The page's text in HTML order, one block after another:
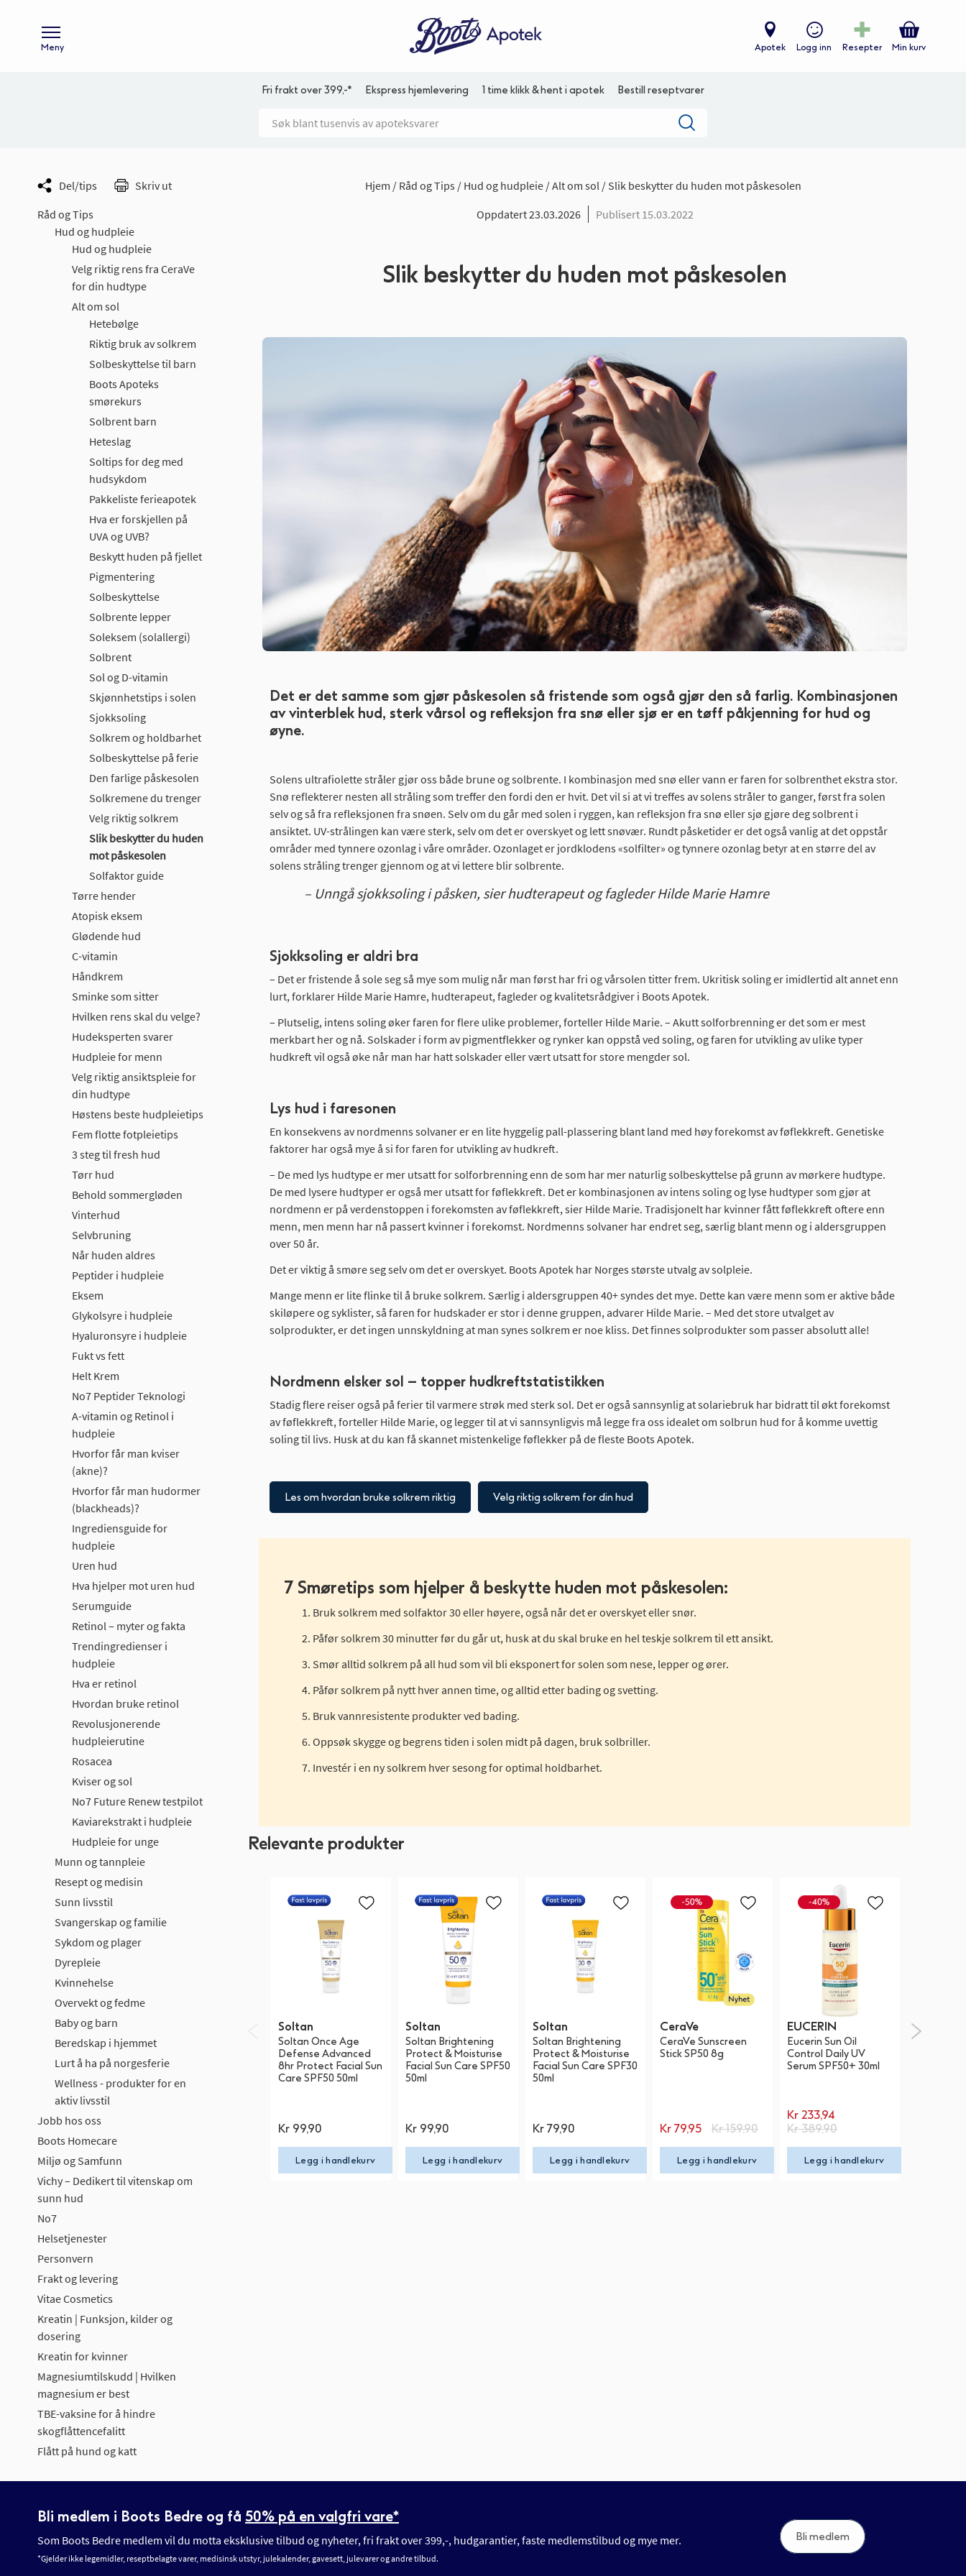
Meny Apotek Logg inn Resepter Min kurv
Fri frakt over 399,-* Ekspress hjemlevering 1 time klikk & hent i apotek Bestill reseptvarer
Hjem Råd og Tips Hud og hudpleie Alt om sol Slik beskytter du huden mot påskesolen
Del/tips
Skriv ut
Oppdatert 23.03.2026
Publisert 15.03.2022
Slik beskytter du huden mot påskesolen
Det er det samme som gjør påskesolen så fristende som også gjør den så farlig. Kombinasjonen
av vinterblek hud, sterk vårsol og refleksjon fra snø eller sjø er en tøff påkjenning for hud og
øyne.
Solens ultrafiolette stråler gjør oss både brune og solbrente. I kombinasjon med snø eller vann er faren for solbrenthet ekstra stor.
Snø reflekterer nesten all stråling som treffer den fordi den er hvit. Det vil si at vi treffes av solens stråler to ganger, først fra solen
selv og så fra refleksjonen fra snøen. Selv om du går med solen i ryggen, kan refleksjon fra snø eller sjø gjøre deg solbrent i
ansiktet. UV-strålingen kan være sterk, selv om det er overskyet og lett snøvær. Rundt påsketider er det også vanlig at det oppstår
områder med tynnere ozonlag i våre områder. Ozonlaget er jordklodens «solfilter» og tynnere ozonlag betyr at en større del av
solens stråling trenger gjennom og at vi lettere blir solbrente.
– Unngå sjokksoling i påsken, sier hudterapeut og fagleder Hilde Marie Hamre
Sjokksoling er aldri bra
– Det er fristende å sole seg så mye som mulig når man først har fri og vårsolen titter frem. Ukritisk soling er imidlertid alt annet enn
lurt, forklarer Hilde Marie Hamre, hudterapeut, fagleder og kvalitetsrådgiver i Boots Apotek.
– Plutselig, intens soling øker faren for flere ulike problemer, forteller Hilde Marie. – Akutt solforbrenning er det som er mest
merkbart her og nå. Solskader i form av pigmentflekker og rynker kan oppstå ved soling, og faren for utvikling av ulike typer
hudkreft vil også øke når man har hatt solskader eller vært utsatt for store mengder sol.
Lys hud i faresonen
En konsekvens av nordmenns solvaner er en lite hyggelig pall-plassering blant land med høy forekomst av føflekkreft. Genetiske
faktorer har også mye å si for faren for utvikling av hudkreft.
– De med lys hudtype er mer utsatt for solforbrenning enn de som har mer naturlig solbeskyttelse på grunn av mørkere hudtype.
De med lysere hudtyper er også mer utsatt for føflekkreft. Det er kombinasjonen av intens soling og lyse hudtyper som gjør at
nordmenn er på verdenstoppen i forekomsten av føflekkreft, sier Hilde Marie. Tradisjonelt har kvinner fått føflekkreft oftere enn
menn, men menn har nå passert kvinner i forekomst. Nordmenns solvaner har endret seg, særlig blant menn og i aldersgruppen
over 50 år.
Det er viktig å smøre seg selv om det er overskyet. Boots Apotek har Norges største utvalg av solpleie.
Mange menn er lite flinke til å bruke solkrem. Særlig i aldersgruppen 40+ syndes det mye. Dette kan være menn som er aktive både
skiløpere og syklister, så faren for hudskader er stor i denne gruppen, advarer Hilde Marie. – Med det store utvalget av
solprodukter, er det ingen unnskyldning at man synes solkrem er noe kliss. Det finnes solprodukter som passer absolutt alle!
Nordmenn elsker sol – topper hudkreftstatistikken
Stadig flere reiser også på ferier til varmere strøk med sterk sol. Det er også sannsynlig at solariebruk har bidratt til økt forekomst
av føflekkreft, forteller Hilde Marie, og legger til at vi sannsynligvis må legge fra oss idealet om solbrun hud for å komme uvettig
soling til livs. Husk at du kan få skannet mistenkelige føflekker på de fleste Boots Apotek.
Les om hvordan bruke solkrem riktig Velg riktig solkrem for din hud
7 Smøretips som hjelper å beskytte huden mot påskesolen:
Bruk solkrem med solfaktor 30 eller høyere, også når det er overskyet eller snør.
Påfør solkrem 30 minutter før du går ut, husk at du skal bruke en hel teskje solkrem til ett ansikt.
Smør alltid solkrem på all hud som vil bli eksponert for solen som nese, lepper og ører.
Påfør solkrem på nytt hver annen time, og alltid etter bading og svetting.
Bruk vannresistente produkter ved bading.
Oppsøk skygge og begrens tiden i solen midt på dagen, bruk solbriller.
Investér i en ny solkrem hver sesong for optimal holdbarhet.
Relevante produkter
Soltan
Soltan Once Age
Defense Advanced
8hr Protect Facial Sun
Care SPF50 50ml
Kr 99,90
Legg i handlekurv
Soltan
Soltan Brightening
Protect & Moisturise
Facial Sun Care SPF50
50ml
Kr 99,90
Legg i handlekurv
Soltan
Soltan Brightening
Protect & Moisturise
Facial Sun Care SPF30
50ml
Kr79,90
Legg i handlekurv
CeraVe
CeraVe Sunscreen
Stick SP50 8g
Spesialpris
Kr79,95 Kr159,90
Legg i handlekurv
EUCERIN
Eucerin Sun Oil
Control​ Daily UV
Serum​ SPF50+ 30ml
Spesialpris
Kr233,94
Kr389,90
Legg i handlekurv
Decubal
Råd og Tips
Hud og hudpleie
Hud og hudpleie
Velg riktig rens fra CeraVe
for din hudtype
Alt om sol
Hetebølge
Riktig bruk av solkrem
Solbeskyttelse til barn
Boots Apoteks
smørekurs
Solbrent barn
Heteslag
Soltips for deg med
hudsykdom
Pakkeliste ferieapotek
Hva er forskjellen på
UVA og UVB?
Beskytt huden på fjellet
Pigmentering
Solbeskyttelse
Solbrente lepper
Soleksem (solallergi)
Solbrent
Sol og D-vitamin
Skjønnhetstips i solen
Sjokksoling
Solkrem og holdbarhet
Solbeskyttelse på ferie
Den farlige påskesolen
Solkremene du trenger
Velg riktig solkrem
Slik beskytter du huden
mot påskesolen
Solfaktor guide
Tørre hender
Atopisk eksem
Glødende hud
C-vitamin
Håndkrem
Sminke som sitter
Hvilken rens skal du velge?
Hudeksperten svarer
Hudpleie for menn
Velg riktig ansiktspleie for
din hudtype
Høstens beste hudpleietips
Fem flotte fotpleietips
3 steg til fresh hud
Tørr hud
Behold sommergløden
Vinterhud
Selvbruning
Når huden aldres
Peptider i hudpleie
Eksem
Glykolsyre i hudpleie
Hyaluronsyre i hudpleie
Fukt vs fett
Helt Krem
No7 Peptider Teknologi
A-vitamin og Retinol i
hudpleie
Hvorfor får man kviser
(akne)?
Hvorfor får man hudormer
(blackheads)?
Ingrediensguide for
hudpleie
Uren hud
Hva hjelper mot uren hud
Serumguide
Retinol – myter og fakta
Trendingredienser i
hudpleie
Hva er retinol
Hvordan bruke retinol
Revolusjonerende
hudpleierutine
Rosacea
Kviser og sol
No7 Future Renew testpilot
Kaviarekstrakt i hudpleie
Hudpleie for unge
Munn og tannpleie
Resept og medisin
Sunn livsstil
Svangerskap og familie
Sykdom og plager
Dyrepleie
Kvinnehelse
Overvekt og fedme
Baby og barn
Beredskap i hjemmet
Lurt å ha på norgesferie
Wellness - produkter for en
aktiv livsstil
Jobb hos oss
Boots Homecare
Miljø og Samfunn
Vichy – Dedikert til vitenskap om
sunn hud
No7
Helsetjenester
Personvern
Frakt og levering
Vitae Cosmetics
Kreatin | Funksjon, kilder og
dosering
Kreatin for kvinner
Magnesiumtilskudd | Hvilken
magnesium er best
TBE-vaksine for å hindre
skogflåttencefalitt
Flått på hund og katt
Bli medlem i Boots Bedre og få 50% på en valgfri vare*
Som Boots Bedre medlem vil du motta eksklusive tilbud og nyheter, fri frakt over 399,-, hudgarantier, faste medlemstilbud og mye mer.
*Gjelder ikke legemidler, reseptbelagte varer, medisinsk utstyr, julekalender, gavesett, julevarer og andre tilbud.
Bli medlem